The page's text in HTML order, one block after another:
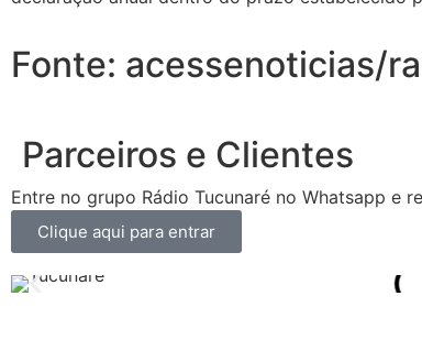
Fonte: acessenoticias/
Parceiros e Clientes
Entre no grupo Rádio Tucunaré no Whatsapp e
Clique aqui para entrar